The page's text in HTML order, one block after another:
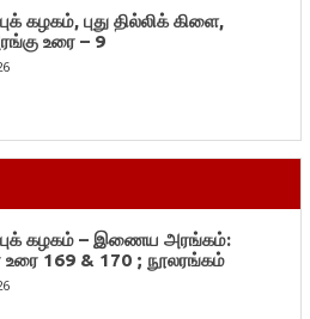
கழகம், புது தில்லிக் கிளை,
உரை – 9
கழகம் – இணைய அரங்கம்:
169 & 170 ; நூலரங்கம்